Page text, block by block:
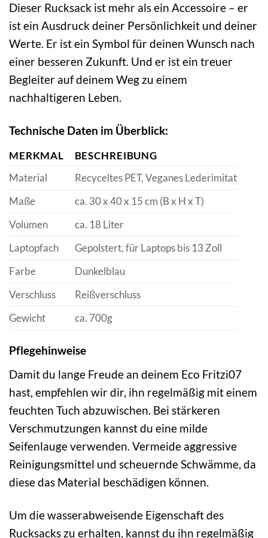
Dieser Rucksack ist mehr als ein Accessoire – er
ist ein Ausdruck deiner Persönlichkeit und deiner
Werte. Er ist ein Symbol für deinen Wunsch nach
einer besseren Zukunft. Und er ist ein treuer
Begleiter auf deinem Weg zu einem
nachhaltigeren Leben.
Technische Daten im Überblick:
MERKMAL
BESCHREIBUNG
Material
Recyceltes PET, Veganes Lederimitat
Maße
ca. 30 x 40 x 15 cm (B x H x T)
Volumen
ca. 18 Liter
Laptopfach
Gepolstert, für Laptops bis 13 Zoll
Farbe
Dunkelblau
Verschluss
Reißverschluss
Gewicht
ca. 700g
Pflegehinweise
Damit du lange Freude an deinem Eco Fritzi07
hast, empfehlen wir dir, ihn regelmäßig mit einem
feuchten Tuch abzuwischen. Bei stärkeren
Verschmutzungen kannst du eine milde
Seifenlauge verwenden. Vermeide aggressive
Reinigungsmittel und scheuernde Schwämme, da
diese das Material beschädigen können.
Um die wasserabweisende Eigenschaft des
Rucksacks zu erhalten, kannst du ihn regelmäßig